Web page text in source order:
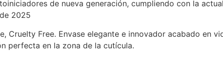
de nueva generación, cumpliendo con la
2025
Cruelty Free. Envase elegante e innovador acabado en
perfecta en la zona de la cutícula.